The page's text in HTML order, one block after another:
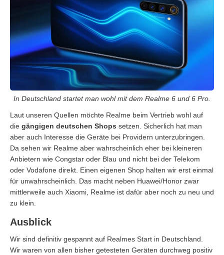
In Deutschland startet man wohl mit dem Realme 6 und 6 Pro.
Laut unseren Quellen möchte Realme beim Vertrieb wohl auf
die gängigen deutschen Shops setzen. Sicherlich hat man
aber auch Interesse die Geräte bei Providern unterzubringen.
Da sehen wir Realme aber wahrscheinlich eher bei kleineren
Anbietern wie Congstar oder Blau und nicht bei der Telekom
oder Vodafone direkt. Einen eigenen Shop halten wir erst einmal
für unwahrscheinlich. Das macht neben Huawei/Honor zwar
mittlerweile auch Xiaomi, Realme ist dafür aber noch zu neu und
zu klein.
Ausblick
Wir sind definitiv gespannt auf Realmes Start in Deutschland.
Wir waren von allen bisher getesteten Geräten durchweg positiv